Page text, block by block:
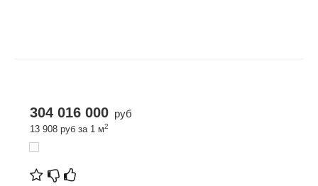
304 016 000 руб
13 908 руб за 1 м2